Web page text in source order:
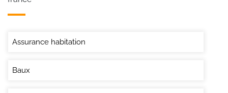
Assurance habitation
Baux